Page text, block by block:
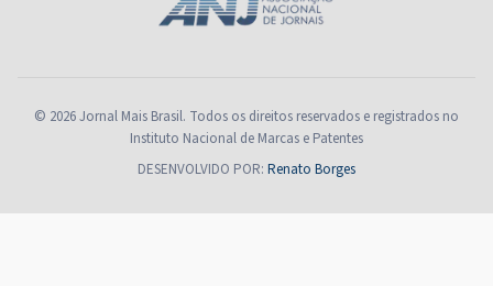
© 2026 Jornal Mais Brasil. Todos os direitos reservados e registrados no
Instituto Nacional de Marcas e Patentes
DESENVOLVIDO POR: Renato Borges